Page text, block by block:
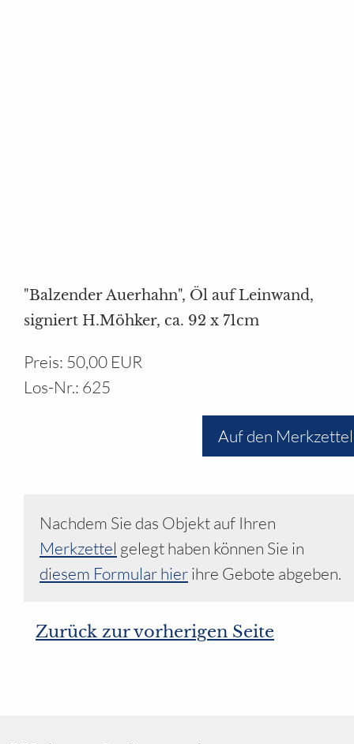
"Balzender Auerhahn", Öl auf Leinwand,
signiert H.Möhker, ca. 92 x 71cm
Preis: 50,00 EUR
Los-Nr.: 625
Auf den Merkzettel
Nachdem Sie das Objekt auf Ihren
Merkzettel gelegt haben können Sie in
diesem Formular hierihre Gebote abgeben.
Zurück zur vorherigen Seite